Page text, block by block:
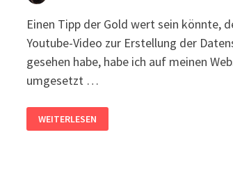
Einen Tipp der Gold wert sein könnte,
Youtube-Video zur Erstellung der
gesehen habe, habe ich auf meinen
umgesetzt …
UND
DATENSCHUTZERKLÄRUNG
WEITERLESEN